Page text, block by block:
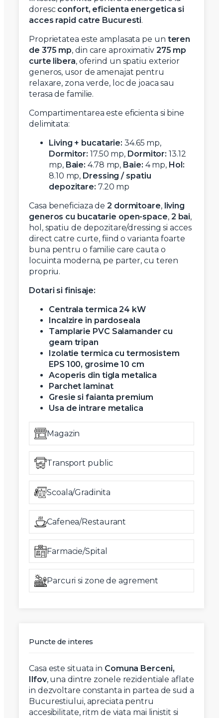
doresc confort, eficienta energetica si
acces rapid catre Bucuresti.
Proprietatea este amplasata pe un teren
de 375 mp, din care aproximativ 275 mp
curte libera, oferind un spatiu exterior
generos, usor de amenajat pentru
relaxare, zona verde, loc de joaca sau
terasa de familie.
Compartimentarea este eficienta si bine
delimitata:
Living + bucatarie: 34.65 mp,
Dormitor: 17.50 mp, Dormitor: 13.12
mp, Baie: 4.78 mp, Baie: 4 mp, Hol:
8.10 mp, Dressing / spatiu
depozitare: 7.20 mp
Casa beneficiaza de 2 dormitoare, living
generos cu bucatarie open-space, 2 bai,
hol, spatiu de depozitare/dressing si acces
direct catre curte, fiind o varianta foarte
buna pentru o familie care cauta o
locuinta moderna, pe parter, cu teren
propriu.
Dotari si finisaje:
Centrala termica 24 kW
Incalzire in pardoseala
Tamplarie PVC Salamander cu
geam tripan
Izolatie termica cu termosistem
EPS 100, grosime 10 cm
Acoperis din tigla metalica
Parchet laminat
Gresie si faianta premium
Usa de intrare metalica
Magazin
Transport public
Scoala/Gradinita
Cafenea/Restaurant
Farmacie/Spital
Parcuri si zone de agrement
Puncte de interes
Casa este situata in Comuna Berceni,
Ilfov, una dintre zonele rezidentiale aflate
in dezvoltare constanta in partea de sud a
Bucurestiului, apreciata pentru
accesibilitate, ritm de viata mai linistit si